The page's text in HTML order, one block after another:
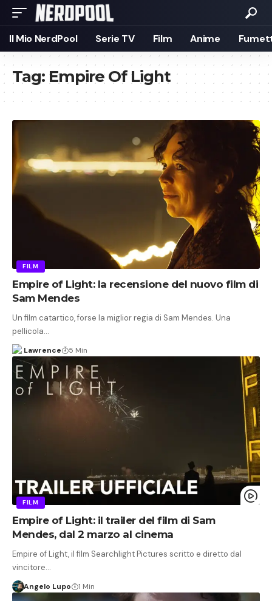
Il Mio NerdPool Serie TV Film Anime
Tag: Empire Of Light
FILM
Empire of Light: la recensione del nuovo film di
Sam Mendes
Un film catartico, forse la miglior regia di Sam Mendes. Una
pellicola…
Lawrence 5 Min
FILM
Empire of Light: il trailer del film di Sam
Mendes, dal 2 marzo al cinema
Empire of Light, il film Searchlight Pictures scritto e diretto dal
vincitore…
Angelo Lupo 1 Min